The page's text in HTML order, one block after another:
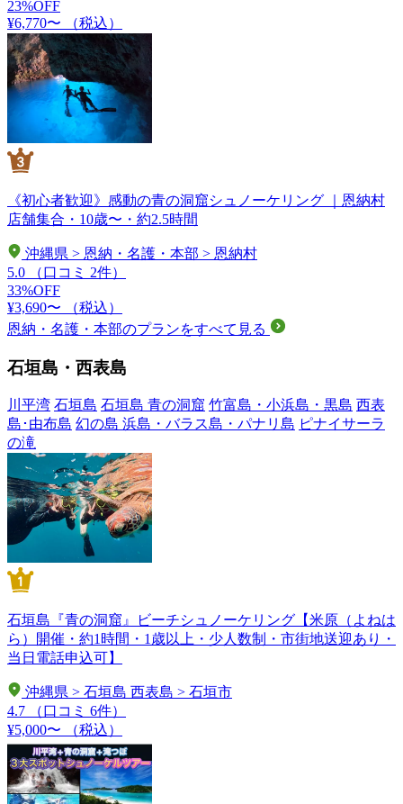
23%OFF
¥6,770〜
（税込）
《初心者歓迎》感動の青の洞窟シュノーケリング ｜恩納村
店舗集合・10歳〜・約2.5時間
沖縄県 > 恩納・名護・本部 > 恩納村
5.0
（口コミ 2件）
33%OFF
¥3,690〜
（税込）
恩納・名護・本部のプランをすべて見る
石垣島・西表島
川平湾 石垣島 石垣島 青の洞窟 竹富島・小浜島・黒島 西表
島･由布島 幻の島 浜島・バラス島・パナリ島 ピナイサーラ
の滝
石垣島『青の洞窟』ビーチシュノーケリング【米原（よねは
ら）開催・約1時間・1歳以上・少人数制・市街地送迎あり・
当日電話申込可】
沖縄県 > 石垣島 西表島 > 石垣市
4.7
（口コミ 6件）
¥5,000〜
（税込）